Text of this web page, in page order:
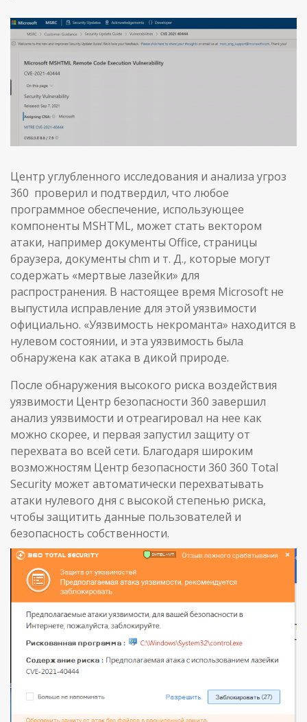
Центр углубленного исследования и анализа угроз
360 проверил и подтвердил, что любое
программное обеспечение, использующее
компоненты MSHTML, может стать вектором
атаки, например документы Office, страницы
браузера, документы chm и т. Д., которые могут
содержать «мертвые лазейки» для
распространения. В настоящее время Microsoft не
выпустила исправление для этой уязвимости
официально. «Уязвимость некроманта» находится в
нулевом состоянии, и эта уязвимость была
обнаружена как атака в дикой природе.
После обнаружения высокого риска воздействия
уязвимости Центр безопасности 360 завершил
анализ уязвимости и отреагировал на нее как
можно скорее, и первая запустил защиту от
перехвата во всей сети. Благодаря широким
возможностям Центр безопасности 360 360 Total
Security может автоматически перехватывать
атаки нулевого дня с высокой степенью риска,
чтобы защитить данные пользователей и
безопасность собственности.